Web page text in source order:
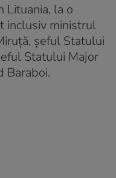
Lituania, la o
inclusiv ministrul
șeful Statului
Statului Major
Baraboi.